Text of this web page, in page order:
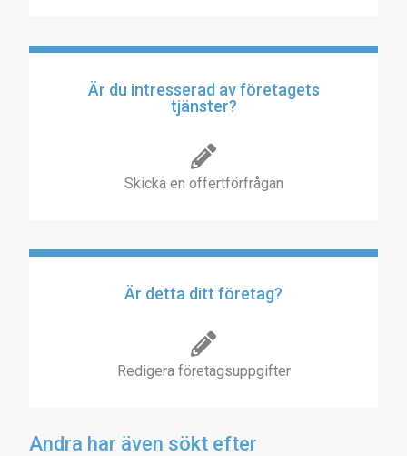
Är du intresserad av företagets
tjänster?
Skicka en offertförfrågan
Är detta ditt företag?
Redigera företagsuppgifter
Andra har även sökt efter